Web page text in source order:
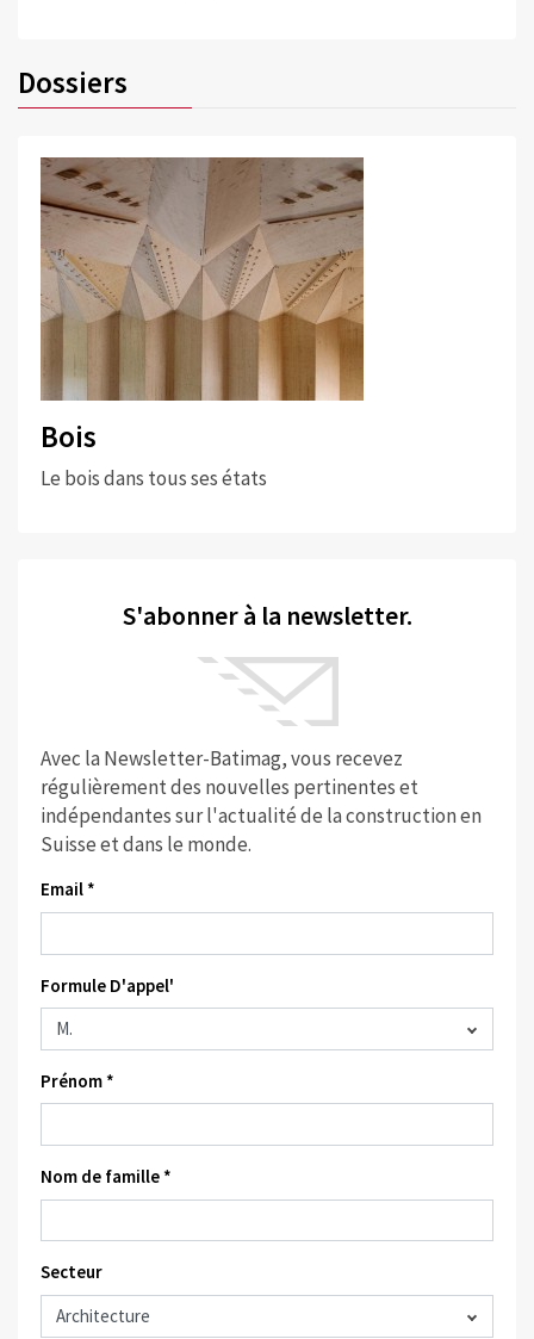
Dossiers
Bois
Le bois dans tous ses états
S'abonner à la newsletter.
Avec la Newsletter-Batimag, vous recevez
régulièrement des nouvelles pertinentes et
indépendantes sur l'actualité de la construction en
Suisse et dans le monde.
Email *
Formule D'appel'
Prénom *
Nom de famille *
Secteur